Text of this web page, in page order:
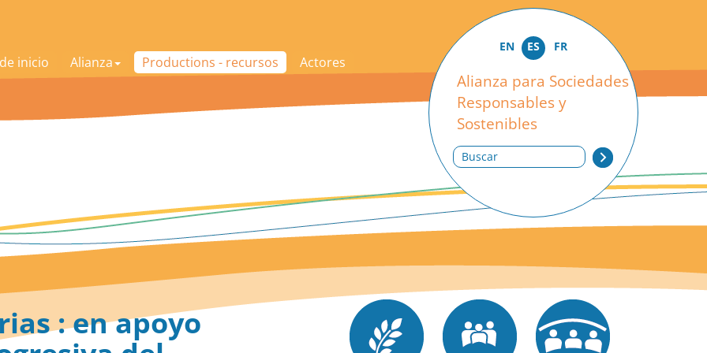
inicio Alianza Productions - recursos Actores
Buscar
EN ES FR
Alianza para Sociedades
Responsables y
Sostenibles
: en apoyo